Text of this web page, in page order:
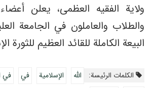
ولاية الفقیه العظمى، يعلن
والطلاب والعاملون في الجامعة
البيعة الكاملة للقائد العظيم للثورة
الکلمات الرئيسة: الله الإسلامية في في